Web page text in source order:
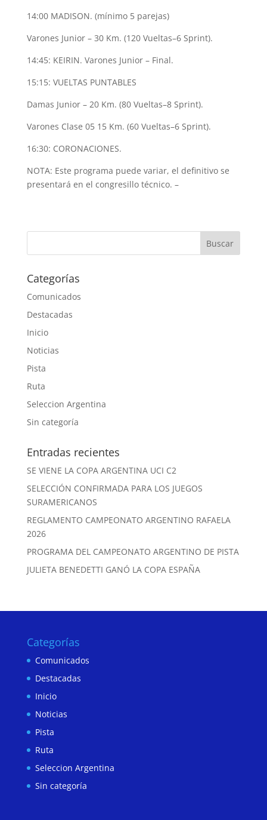
14:00 MADISON. (mínimo 5 parejas)
Varones Junior – 30 Km. (120 Vueltas–6 Sprint).
14:45: KEIRIN. Varones Junior – Final.
15:15: VUELTAS PUNTABLES
Damas Junior – 20 Km. (80 Vueltas–8 Sprint).
Varones Clase 05 15 Km. (60 Vueltas–6 Sprint).
16:30: CORONACIONES.
NOTA: Este programa puede variar, el definitivo se
presentará en el congresillo técnico. –
Categorías
Comunicados
Destacadas
Inicio
Noticias
Pista
Ruta
Seleccion Argentina
Sin categoría
Entradas recientes
SE VIENE LA COPA ARGENTINA UCI C2
SELECCIÓN CONFIRMADA PARA LOS JUEGOS
SURAMERICANOS
REGLAMENTO CAMPEONATO ARGENTINO RAFAELA
2026
PROGRAMA DEL CAMPEONATO ARGENTINO DE PISTA
JULIETA BENEDETTI GANÓ LA COPA ESPAÑA
Categorías
Comunicados
Destacadas
Inicio
Noticias
Pista
Ruta
Seleccion Argentina
Sin categoría